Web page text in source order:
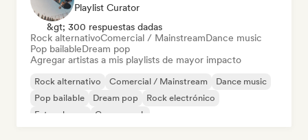
Playlist Curator
&gt; 300 respuestas dadas
Rock alternativoComercial / MainstreamDance music
Pop bailableDream pop
Agregar artistas a mis playlists de mayor impacto
Rock alternativo Comercial / Mainstream
Dance music
Pop bailable
Dream pop
Rock electrónico
Future house
Garage rock